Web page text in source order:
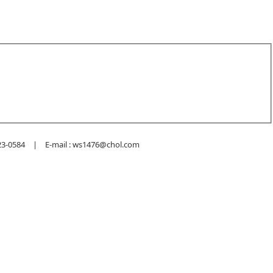
0584 | E-mail : ws1476@chol.com